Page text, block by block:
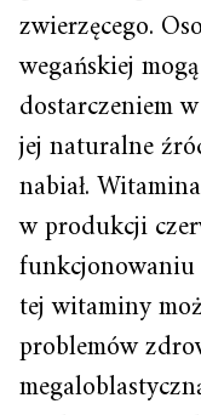
zwierzęcego.
wegańskiej
dostarczeniem
jej naturalne
nabiał.
w produkcji
funkcjonowaniu
tej witaminy
problemów